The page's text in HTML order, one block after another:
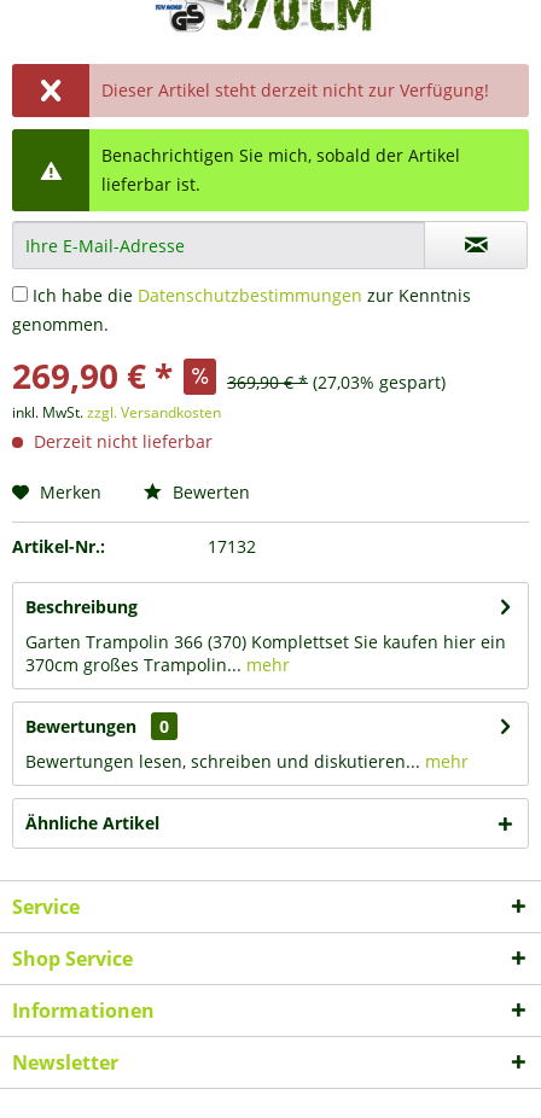
Dieser Artikel steht derzeit nicht zur Verfügung!
Benachrichtigen Sie mich, sobald der Artikel
lieferbar ist.
Ich habe die Datenschutzbestimmungen zur Kenntnis
genommen.
269,90 € * 369,90 € * (27,03% gespart)
inkl. MwSt.zzgl. Versandkosten
Derzeit nicht lieferbar
Merken Bewerten
Artikel-Nr.: 17132
Beschreibung
Garten Trampolin 366 (370) Komplettset Sie kaufen hier ein
370cm großes Trampolin... mehr
Bewertungen
0
Bewertungen lesen, schreiben und diskutieren... mehr
Ähnliche Artikel
Service
Shop Service
Informationen
Newsletter